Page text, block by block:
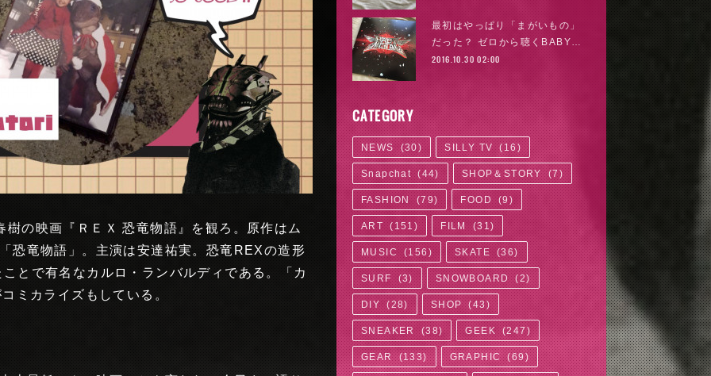
の映画『ＲＥＸ 恐竜物語』を観ろ。原作はム
恐竜物語」。主演は安達祐実。恐竜REXの造形
とで有名なカルロ・ランバルディである。「カ
ミカライズもしている。
最初はやっぱり「まがいもの」
だった？ ゼロから聴くBABY…
2016.10.30 02:00
CATEGORY
NEWS (30) SILLY TV (16)
Snapchat (44) SHOP＆STORY (7)
FASHION (79) FOOD (9 )
ART ( 151 ) FILM (31)
MUSIC (156 ) SKATE (36)
SURF (3) SNOWBOARD (2)
DIY (28) SHOP (43)
SNEAKER (38) GEEK (247)
GEAR (133) GRAPHIC (69)